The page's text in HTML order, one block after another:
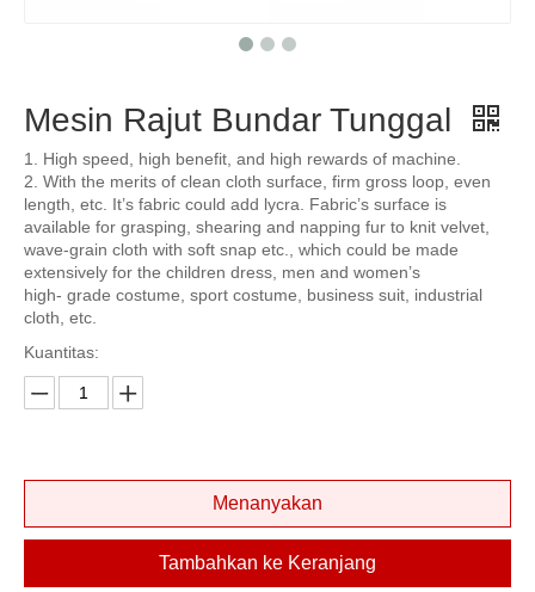
Mesin Rajut Bundar Tunggal
1. High speed, high benefit, and high rewards of machine.
2. With the merits of clean cloth surface, firm gross loop, even
length, etc. It’s fabric could add lycra. Fabric’s surface is
available for grasping, shearing and napping fur to knit velvet,
wave-grain cloth with soft snap etc., which could be made
extensively for the children dress, men and women’s
high- grade costume, sport costume, business suit, industrial
cloth, etc.
Kuantitas:
Menanyakan
Tambahkan ke Keranjang